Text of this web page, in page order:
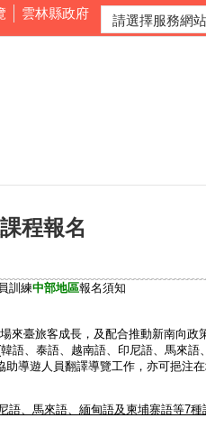
雲林縣政府
程報名
訓練中部地區報名須知
來臺旅客成長，及配合推動新南向
語、泰語、越南語、印尼語、馬來
導遊人員翻譯導覽工作，亦可挹注在
語、馬來語、緬甸語及柬埔寨語等7